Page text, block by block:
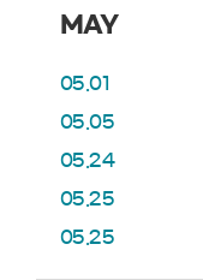
MAY
05.01
05.05
05.24
05.25
05.25